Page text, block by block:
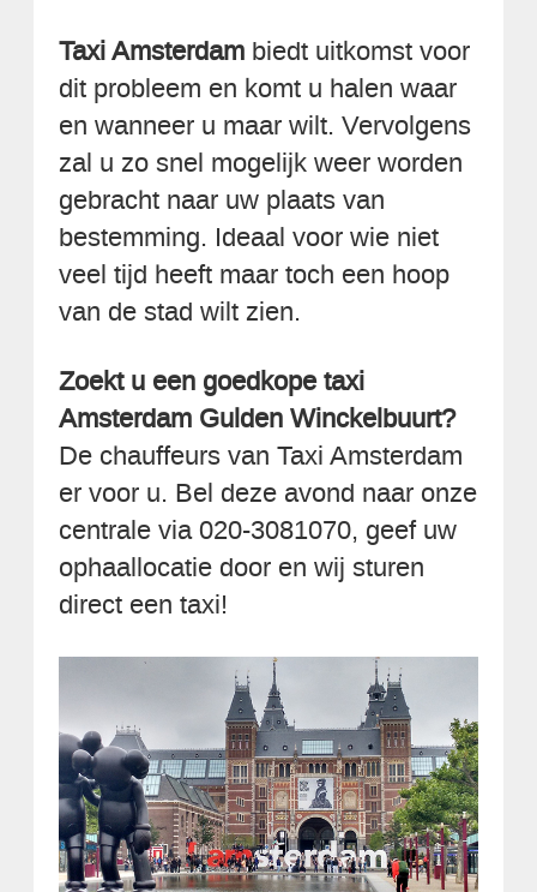
Taxi Amsterdam biedt uitkomst voor
dit probleem en komt u halen waar
en wanneer u maar wilt. Vervolgens
zal u zo snel mogelijk weer worden
gebracht naar uw plaats van
bestemming. Ideaal voor wie niet
veel tijd heeft maar toch een hoop
van de stad wilt zien.
Zoekt u een goedkope taxi
Amsterdam Gulden Winckelbuurt?
De chauffeurs van Taxi Amsterdam
er voor u. Bel deze avond naar onze
centrale via 020-3081070, geef uw
ophaallocatie door en wij sturen
direct een taxi!